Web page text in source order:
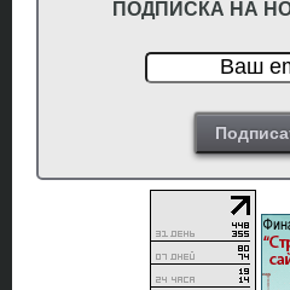
ПОДПИСКА НА